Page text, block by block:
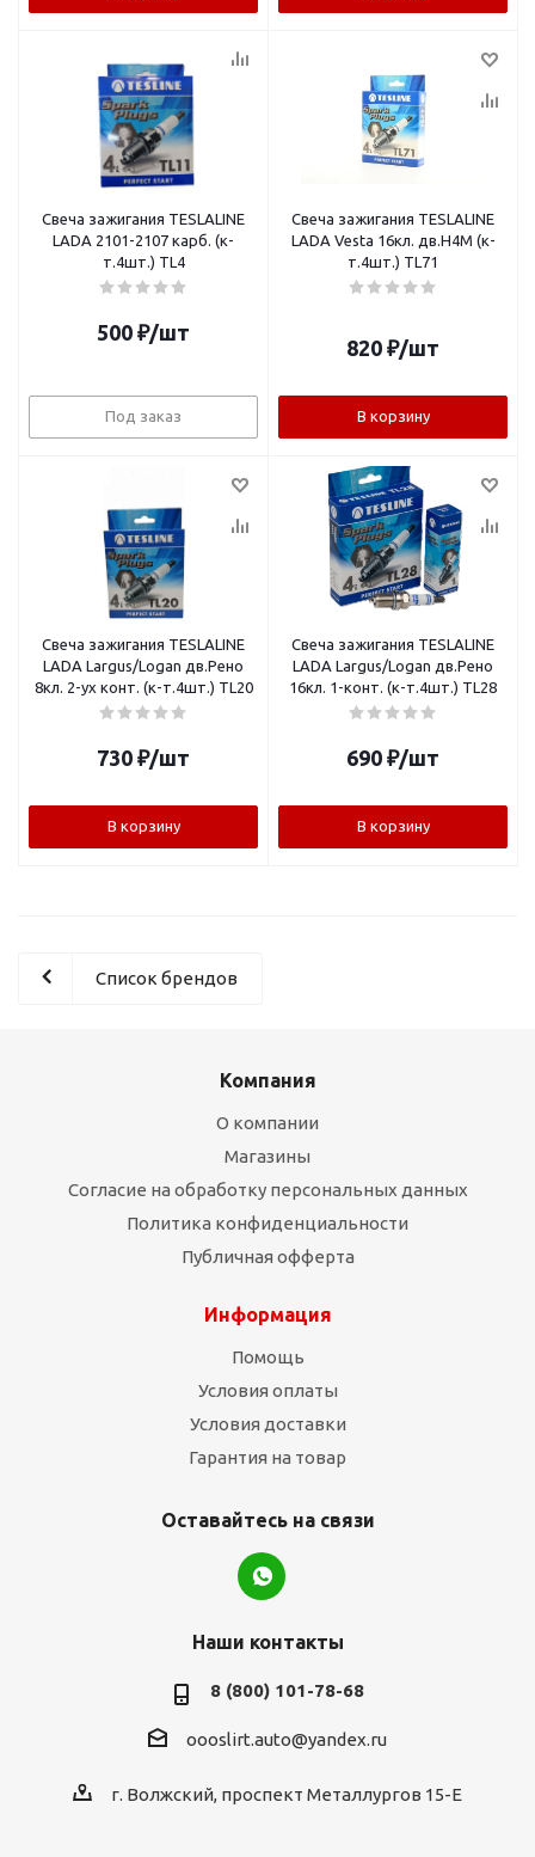
Свеча зажигания TESLALINE
LADA 2101-2107 карб. (к-
т.4шт.) TL4
500 ₽/шт
Под заказ
Свеча зажигания TESLALINE
LADA Vesta 16кл. дв.H4M (к-
т.4шт.) TL71
820 ₽/шт
В корзину
Свеча зажигания TESLALINE
LADA Largus/Logan дв.Рено
8кл. 2-ух конт. (к-т.4шт.) TL20
730 ₽/шт
В корзину
Свеча зажигания TESLALINE
LADA Largus/Logan дв.Рено
16кл. 1-конт. (к-т.4шт.) TL28
690 ₽/шт
В корзину
Список брендов
Компания
О компании
Магазины
Согласие на обработку персональных данных
Политика конфиденциальности
Публичная офферта
Информация
Помощь
Условия оплаты
Условия доставки
Гарантия на товар
Оставайтесь на связи
Наши контакты
8 (800) 101-78-68
oooslirt.auto@yandex.ru
г. Волжский, проспект Металлургов 15-Е